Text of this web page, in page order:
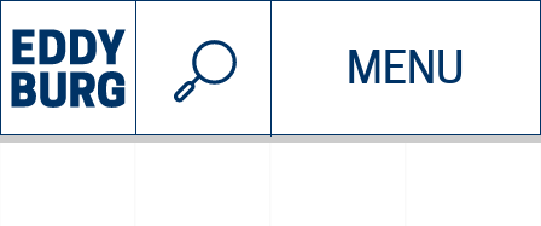
MENU
INIZIATIVE CHI SIAMO
© 2026 EDDYBURG